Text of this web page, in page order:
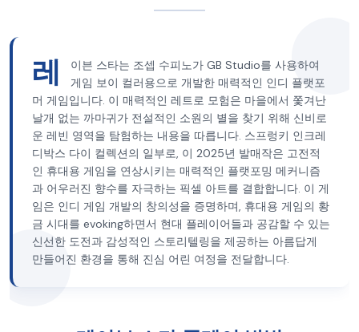
레
이븐 스타는 조셉 수피노가 GB Studio를 사용하여
게임 보이 컬러용으로 개발한 매력적인 인디 플랫포
머 게임입니다. 이 매력적인 레트로 모험은 마을에서 쫓겨난
날개 없는 까마귀가 전설적인 소원의 별을 찾기 위해 신비로
운 레빈 영역을 탐험하는 내용을 따릅니다. 스프렁키 인크레
디박스 다이 컬렉션의 일부로, 이 2025년 발매작은 고전적
인 휴대용 게임을 연상시키는 매력적인 플랫포밍 메커니즘
과 어우러진 향수를 자극하는 픽셀 아트를 결합합니다. 이 게
임은 인디 게임 개발의 창의성을 증명하며, 휴대용 게임의 황
금 시대를 evoking하면서 현대 플레이어들과 공감할 수 있는
신선한 도전과 감성적인 스토리텔링을 제공하는 아름답게
만들어진 환경을 통해 진심 어린 여정을 전달합니다.